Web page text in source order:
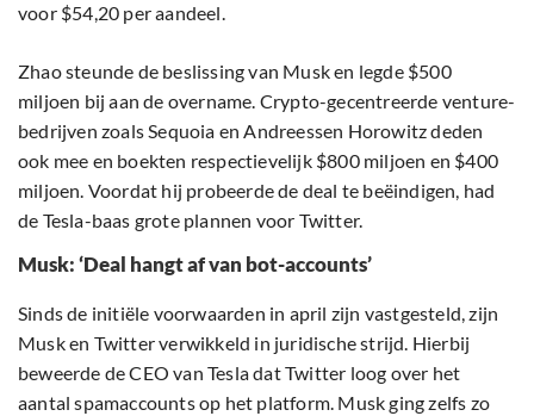
voor $54,20 per aandeel.
Zhao steunde de beslissing van Musk en legde $500
miljoen bij aan de overname. Crypto-gecentreerde venture-
bedrijven zoals Sequoia en Andreessen Horowitz deden
ook mee en boekten respectievelijk $800 miljoen en $400
miljoen. Voordat hij probeerde de deal te beëindigen, had
de Tesla-baas grote plannen voor Twitter.
Musk: ‘Deal hangt af van bot-accounts’
Sinds de initiële voorwaarden in april zijn vastgesteld, zijn
Musk en Twitter verwikkeld in juridische strijd. Hierbij
beweerde de CEO van Tesla dat Twitter loog over het
aantal spamaccounts op het platform. Musk ging zelfs zo